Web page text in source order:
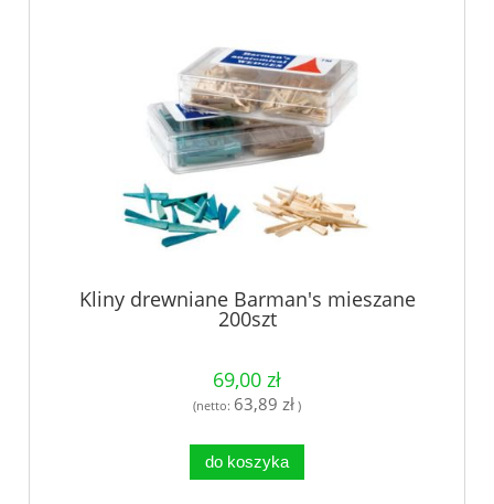
Kliny drewniane Barman's mieszane
200szt
69,00 zł
(netto: 63,89 zł )
do koszyka